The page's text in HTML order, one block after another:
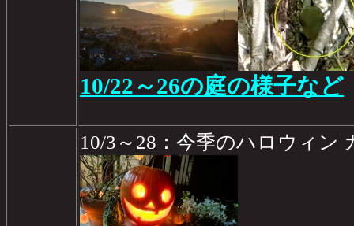
10/22～26の庭の様子など
10/3～28：今季のハロウィン